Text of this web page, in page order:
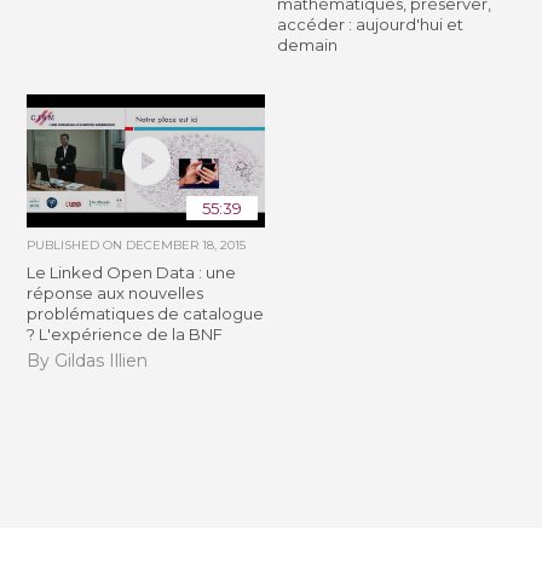
accéder : aujourd'hui et
demain
55:39
PUBLISHED ON DECEMBER 18, 2015
Le Linked Open Data : une
réponse aux nouvelles
problématiques de catalogue
? L'expérience de la BNF
By Gildas Illien